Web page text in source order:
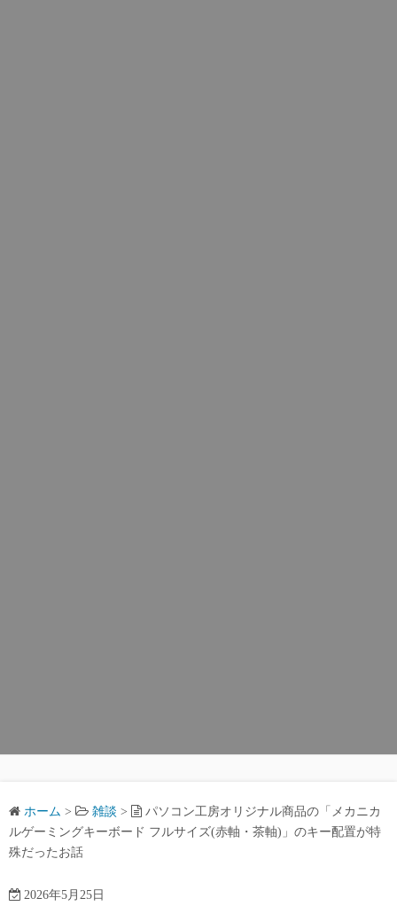
ホーム > 雑談 >
パソコン工房オリジナル商品の「メカニカ
ルゲーミングキーボード フルサイズ(赤軸・茶軸)」のキー配置が特
殊だったお話
2026年5月25日